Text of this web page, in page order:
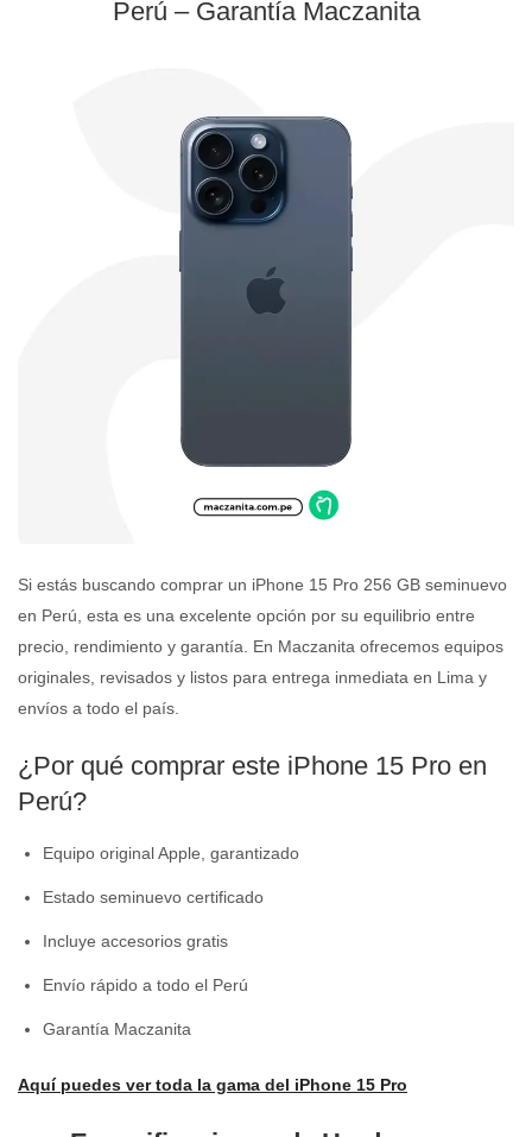
Perú – Garantía Maczanita
Si estás buscando comprar un iPhone 15 Pro 256 GB seminuevo
en Perú, esta es una excelente opción por su equilibrio entre
precio, rendimiento y garantía. En Maczanita ofrecemos equipos
originales, revisados y listos para entrega inmediata en Lima y
envíos a todo el país.
¿Por qué comprar este iPhone 15 Pro en
Perú?
Equipo original Apple, garantizado
Estado seminuevo certificado
Incluye accesorios gratis
Envío rápido a todo el Perú
Garantía Maczanita
Aquí puedes ver toda la gama del iPhone 15 Pro